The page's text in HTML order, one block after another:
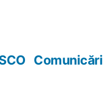
Comunicări